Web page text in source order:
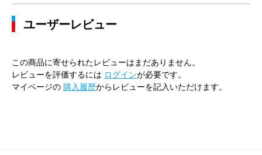
ユーザーレビュー
この商品に寄せられたレビューはまだありません。
レビューを評価するには ログインが必要です。
マイページの 購入履歴からレビューを記入いただけます。